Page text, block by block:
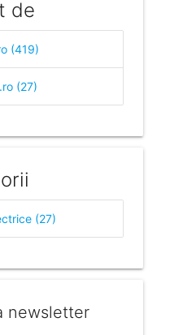
de
(419)
(27)
(27)
newsletter